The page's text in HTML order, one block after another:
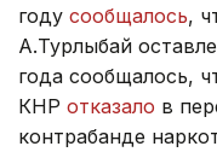
году сообщалось,
А.Турлыбай
года сообщалось,
КНР отказало в
контрабанде